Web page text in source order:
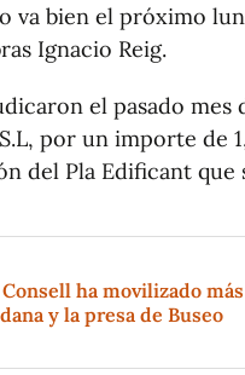
va bien el próximo
Ignacio Reig.
el pasado
por un importe de
del Pla Edificant que
ha movilizado
y la presa de Buseo